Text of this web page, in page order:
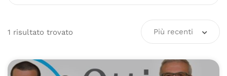
1 risultato trovato Più recenti